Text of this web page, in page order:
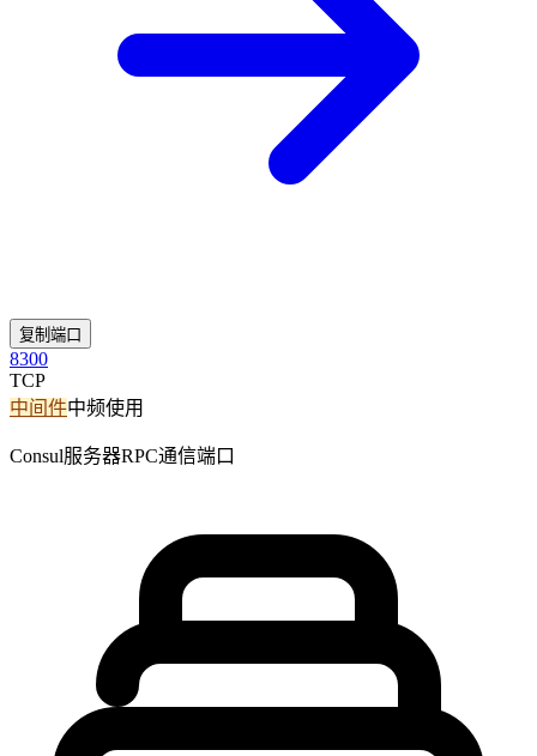
复制端口
8300
TCP
中间件中频使用
Consul服务器RPC通信端口